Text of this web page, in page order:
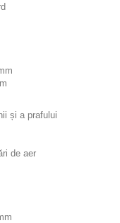
și a prafului
de aer